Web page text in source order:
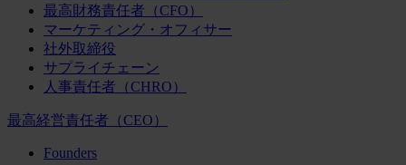
最高財務責任者（CFO）
マーケティング・オフィサー
社外取締役
サプライチェーン
人事責任者（CHRO）
最高経営責任者（CEO）
Founders